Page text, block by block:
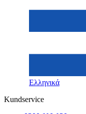
Ελληνικά
Kundservice